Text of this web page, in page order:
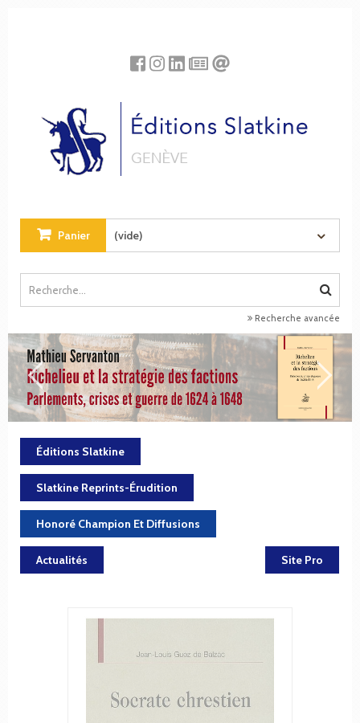
Panier (vide)
Recherche avancée
Éditions Slatkine
Slatkine Reprints-Érudition
Honoré Champion Et Diffusions
Actualités Site Pro